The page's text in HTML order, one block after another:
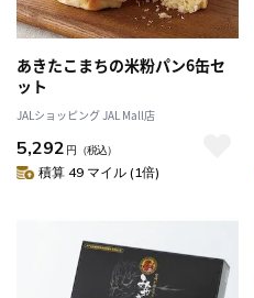
あきたこまちの米粉パン6缶セ
ット
JALショッピング JAL Mall店
5,292 円 （税込）
積算 49 マイル (1倍)